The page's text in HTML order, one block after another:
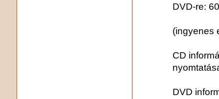
DVD-re:
(ingyenes
CD
DVD